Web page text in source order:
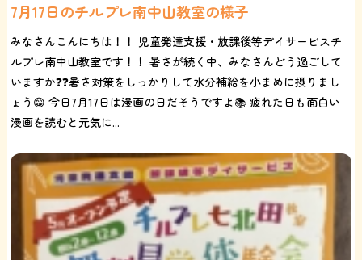
7月17日のチルプレ南中山教室の様子
みなさんこんにちは！！ 児童発達支援・放課後等デイサービスチ
ルプレ南中山教室です！！ 暑さが続く中、みなさんどう過ごして
いますか❓❓暑さ対策をしっかりして水分補給を小まめに摂りまし
ょう😁 今日7月17日は漫画の日だそうですよ📚 疲れた日も面白い
漫画を読むと元気に...